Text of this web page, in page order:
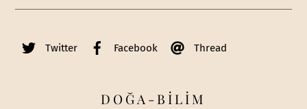
Twitter Facebook Thread
DOĞA-BİLİM